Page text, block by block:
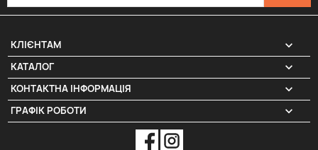
КЛІЄНТАМ 
КАТАЛОГ 
КОНТАКТНА ІНФОРМАЦІЯ keyboard_arrow_down
ГРАФІК РОБОТИ keyboard_arrow_down